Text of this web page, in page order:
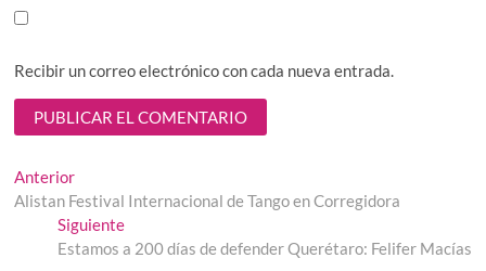
Recibir un correo electrónico con cada nueva entrada.
Navegación
de
entradas
AnteriorEntrada
anterior:
Alistan Festival Internacional de Tango en Corregidora
SiguienteEntrada
siguiente:
Estamos a 200 días de defender Querétaro: Felifer Macías